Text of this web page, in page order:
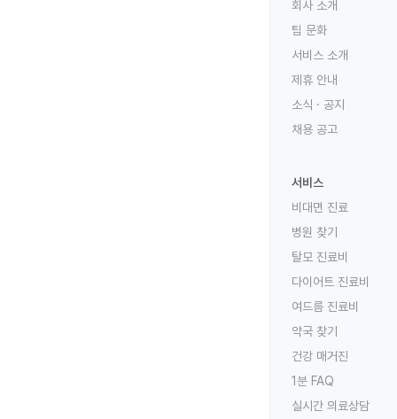
회사 소개
팀 문화
서비스 소개
제휴 안내
소식 · 공지
채용 공고
서비스
비대면 진료
병원 찾기
탈모 진료비
다이어트 진료비
여드름 진료비
약국 찾기
건강 매거진
1분 FAQ
실시간 의료상담